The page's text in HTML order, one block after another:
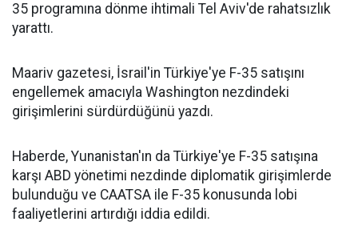
35 programına dönme ihtimali Tel Aviv'de rahatsızlık
yarattı.
Maariv gazetesi, İsrail'in Türkiye'ye F-35 satışını
engellemek amacıyla Washington nezdindeki
girişimlerini sürdürdüğünü yazdı.
Haberde, Yunanistan'ın da Türkiye'ye F-35 satışına
karşı ABD yönetimi nezdinde diplomatik girişimlerde
bulunduğu ve CAATSA ile F-35 konusunda lobi
faaliyetlerini artırdığı iddia edildi.